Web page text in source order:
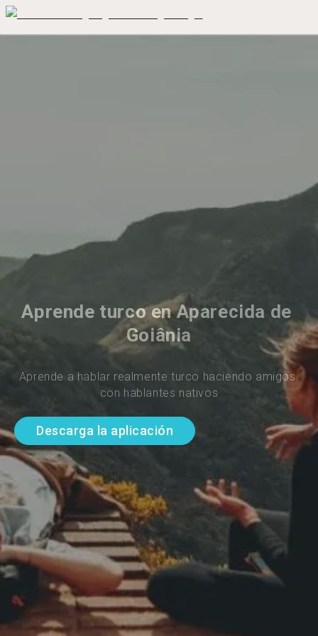
Aprende turco en Aparecida de
Goiânia
Aprende a hablar realmente turco haciendo amigos
con hablantes nativos
Descarga la aplicación